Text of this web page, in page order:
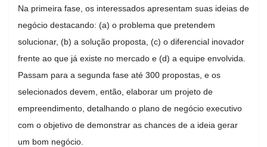
Na primeira fase, os interessados apresentam suas ideias de
negócio destacando: (a) o problema que pretendem
solucionar, (b) a solução proposta, (c) o diferencial inovador
frente ao que já existe no mercado e (d) a equipe envolvida.
Passam para a segunda fase até 300 propostas, e os
selecionados devem, então, elaborar um projeto de
empreendimento, detalhando o plano de negócio executivo
com o objetivo de demonstrar as chances de a ideia gerar
um bom negócio.